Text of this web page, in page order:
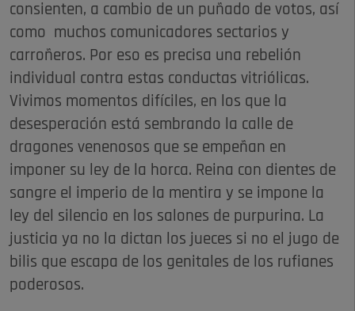
consienten, a cambio de un puñado de votos, así
como muchos comunicadores sectarios y
carroñeros. Por eso es precisa una rebelión
individual contra estas conductas vitriólicas.
Vivimos momentos difíciles, en los que la
desesperación está sembrando la calle de
dragones venenosos que se empeñan en
imponer su ley de la horca. Reina con dientes de
sangre el imperio de la mentira y se impone la
ley del silencio en los salones de purpurina. La
justicia ya no la dictan los jueces si no el jugo de
bilis que escapa de los genitales de los rufianes
poderosos.